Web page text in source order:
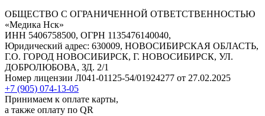
ОБЩЕСТВО С ОГРАНИЧЕННОЙ ОТВЕТСТВЕННОСТЬЮ
«Медика Нск»
ИНН 5406758500, ОГРН 1135476140040,
Юридический адрес: 630009, НОВОСИБИРСКАЯ ОБЛАСТЬ,
Г.О. ГОРОД НОВОСИБИРСК, Г. НОВОСИБИРСК, УЛ.
ДОБРОЛЮБОВА, ЗД. 2/1
Номер лицензии Л041-01125-54/01924277 от 27.02.2025
+7 (905) 074-13-05
Принимаем к оплате карты,
а также оплату по QR